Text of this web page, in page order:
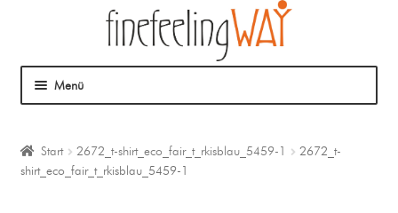
Menü
Mein Angebot
Start 2672_t-shirt_eco_fair_t_rkisblau_5459-1
2672_t-
shirt_eco_fair_t_rkisblau_5459-1